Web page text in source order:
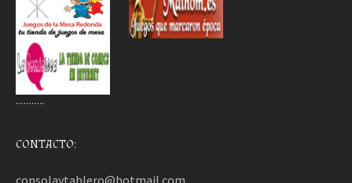
………..
CONTACTO:
consolaytablero@hotmail.com